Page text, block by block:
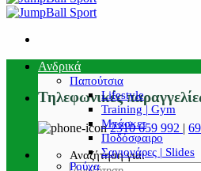
Τηλεφωνικές
2310 659 992 |
Αναζήτηση για:
Ανδρικά
Παπούτσια
Lifestyle
Training | Gym
Μπάσκετ
Ποδόσφαιρο
Σαγιονάρες | Slides
Ρούχα